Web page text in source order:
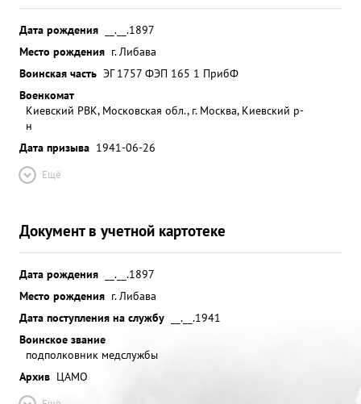
Дата рождения
__.__.1897
Место рождения г. Либава
Воинская часть ЭГ 1757 ФЭП 165 1 ПрибФ
Военкомат
Киевский РВК, Московская обл., г. Москва, Киевский р-
н
Дата призыва 1941-06-26
Ещё
Документ в учетной картотеке
Дата рождения
__.__.1897
Место рождения г. Либава
Дата поступления на службу
__.__.1941
Воинское звание
подполковник медслужбы
Архив ЦАМО